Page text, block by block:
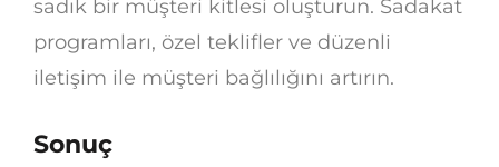
sadık bir müşteri kitlesi oluşturun. Sadakat
programları, özel teklifler ve düzenli
iletişim ile müşteri bağlılığını artırın.
Sonuç